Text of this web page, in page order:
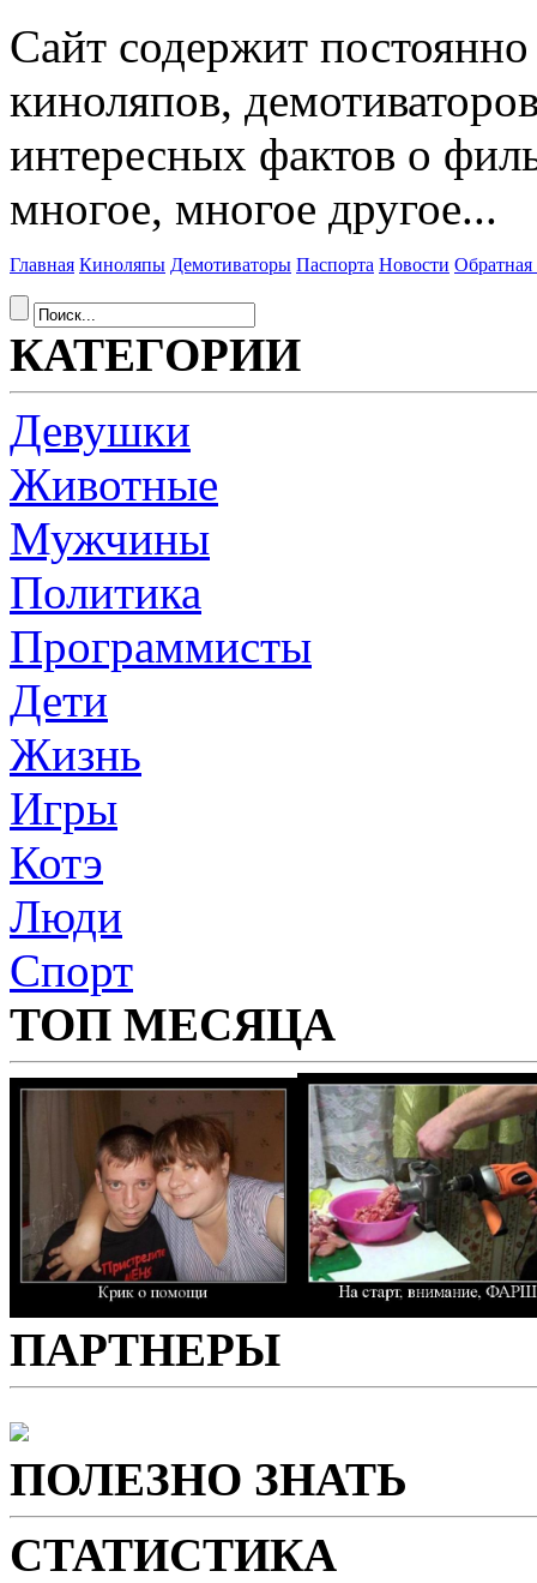
Сайт содержит
киноляпов,
интересных фактов о
многое, многое другое...
Главная Киноляпы Демотиваторы Паспорта Новости Обратная
КАТЕГОРИИ
Девушки
Животные
Мужчины
Политика
Программисты
Дети
Жизнь
Игры
Котэ
Люди
Спорт
ТОП МЕСЯЦА
ПАРТНЕРЫ
ПОЛЕЗНО ЗНАТЬ
СТАТИСТИКА